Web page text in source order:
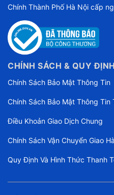
Chính Thành Phố Hà Nội cấp
CHÍNH SÁCH & QUY ĐỊNH
Chính Sách Bảo Mật Thông Tin
Chính Sách Bảo Mật Thông Tin
Điều Khoản Giao Dịch Chung
Chính Sách Vận Chuyển Giao
Quy Định Và Hình Thức Thanh